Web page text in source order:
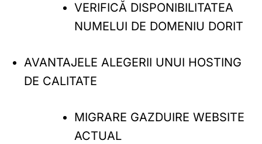
VERIFICĂ DISPONIBILITATEA
NUMELUI DE DOMENIU DORIT
AVANTAJELE ALEGERII UNUI HOSTING
DE CALITATE
MIGRARE GAZDUIRE WEBSITE
ACTUAL